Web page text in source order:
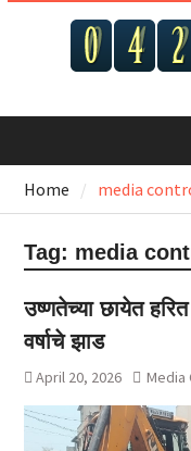
Home media
Tag: media
उष्णतेच्या छायेत
वर्षाचे झाड
April 20, 2026 Media